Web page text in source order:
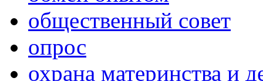
общественный совет
опрос
охрана материнства и